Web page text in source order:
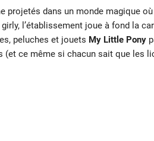
projetés dans un monde magique
l’établissement joue à fond la
peluches et jouets My Little Pony
(et ce même si chacun sait que les